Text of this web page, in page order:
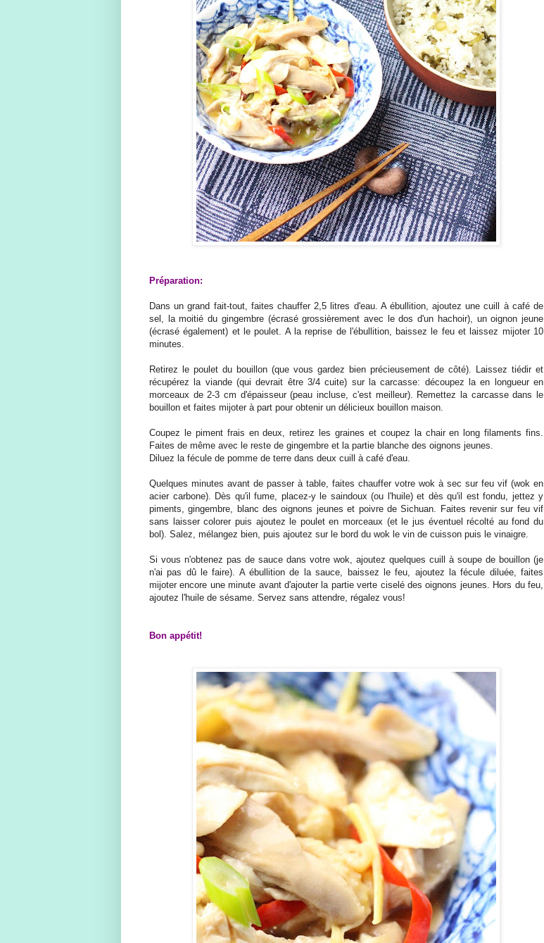
Préparation:
Dans un grand fait-tout, faites chauffer 2,5 litres d'eau. A ébullition, ajoutez une cuill à café de
sel, la moitié du gingembre (écrasé grossièrement avec le dos d'un hachoir), un oignon jeune
(écrasé également) et le poulet. A la reprise de l'ébullition, baissez le feu et laissez mijoter 10
minutes.
Retirez le poulet du bouillon (que vous gardez bien précieusement de côté). Laissez tiédir et
récupérez la viande (qui devrait être 3/4 cuite) sur la carcasse: découpez la en longueur en
morceaux de 2-3 cm d'épaisseur (peau incluse, c'est meilleur). Remettez la carcasse dans le
bouillon et faites mijoter à part pour obtenir un délicieux bouillon maison.
Coupez le piment frais en deux, retirez les graines et coupez la chair en long filaments fins.
Faites de même avec le reste de gingembre et la partie blanche des oignons jeunes.
Diluez la fécule de pomme de terre dans deux cuill à café d'eau.
Quelques minutes avant de passer à table, faites chauffer votre wok à sec sur feu vif (wok en
acier carbone). Dès qu'il fume, placez-y le saindoux (ou l'huile) et dès qu'il est fondu, jettez y
piments, gingembre, blanc des oignons jeunes et poivre de Sichuan. Faites revenir sur feu vif
sans laisser colorer puis ajoutez le poulet en morceaux (et le jus éventuel récolté au fond du
bol). Salez, mélangez bien, puis ajoutez sur le bord du wok le vin de cuisson puis le vinaigre.
Si vous n'obtenez pas de sauce dans votre wok, ajoutez quelques cuill à soupe de bouillon (je
n'ai pas dû le faire). A ébullition de la sauce, baissez le feu, ajoutez la fécule diluée, faites
mijoter encore une minute avant d'ajouter la partie verte ciselé des oignons jeunes. Hors du feu,
ajoutez l'huile de sésame. Servez sans attendre, régalez vous!
Bon appétit!